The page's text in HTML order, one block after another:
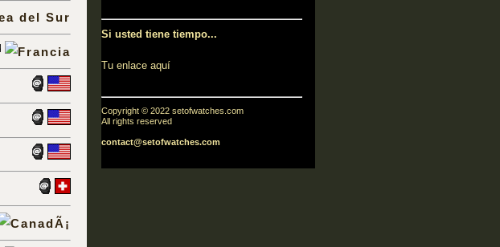
Si usted tiene tiempo...
Tu enlace aquí
Copyright © 2022 setofwatches.com
All rights reserved
contact@setofwatches.com